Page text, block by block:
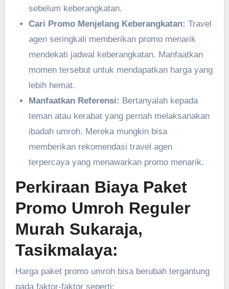
sebelum keberangkatan.
Cari Promo Menjelang Keberangkatan: Travel
agen seringkali memberikan promo menarik
mendekati jadwal keberangkatan. Manfaatkan
momen tersebut untuk mendapatkan harga yang
lebih hemat.
Manfaatkan Referensi: Bertanyalah kepada
teman atau kerabat yang pernah melaksanakan
ibadah umroh. Mereka mungkin bisa
memberikan rekomendasi travel agen
terpercaya yang menawarkan promo menarik.
Perkiraan Biaya Paket
Promo Umroh Reguler
Murah Sukaraja,
Tasikmalaya:
Harga paket promo umroh bisa berubah tergantung
pada faktor-faktor seperti: